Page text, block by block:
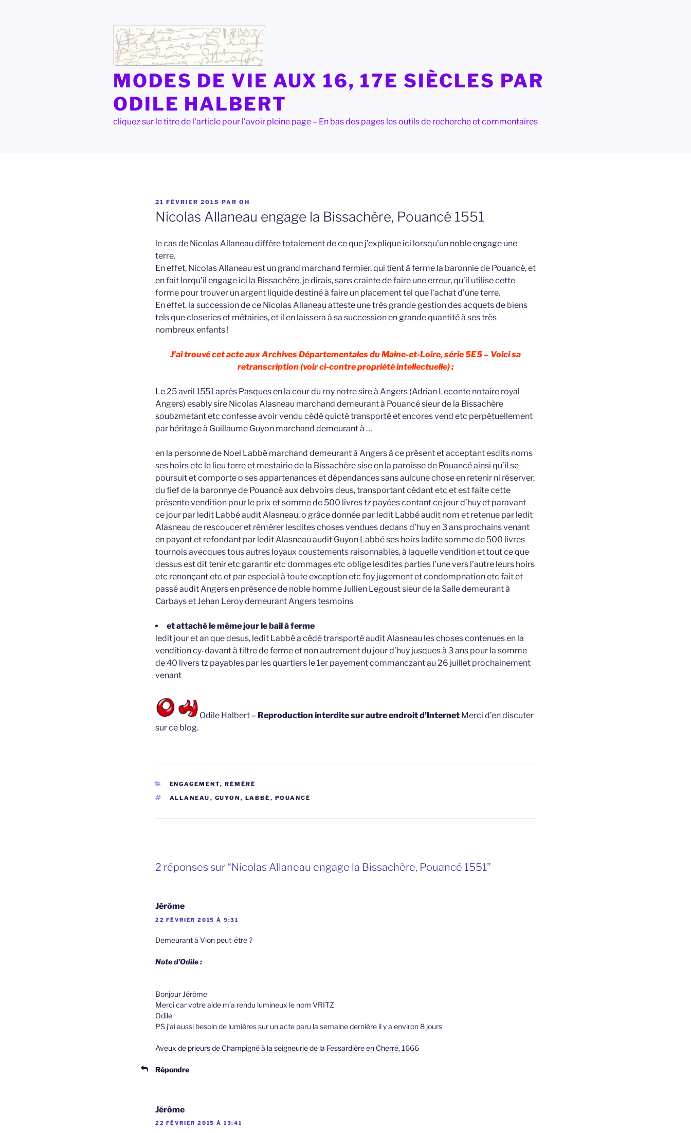
MODES DE VIE AUX 16, 17E SIÈCLES PAR
ODILE HALBERT
cliquez sur le titre de l'article pour l'avoir pleine page – En bas des pages les outils de recherche et commentaires
PUBLIÉ
LE
21 FÉVRIER 2015 PAR OH
Nicolas Allaneau engage la Bissachère, Pouancé 1551
le cas de Nicolas Allaneau diffère totalement de ce que j’explique ici lorsqu’un noble engage une
terre.
En effet, Nicolas Allaneau est un grand marchand fermier, qui tient à ferme la baronnie de Pouancé, et
en fait lorqu’il engage ici la Bissachère, je dirais, sans crainte de faire une erreur, qu’il utilise cette
forme pour trouver un argent liquide destiné à faire un placement tel que l’achat d’une terre.
En effet, la succession de ce Nicolas Allaneau atteste une très grande gestion des acquets de biens
tels que closeries et métairies, et il en laissera à sa succession en grande quantité à ses très
nombreux enfants !
J’ai trouvé cet acte aux Archives Départementales du Maine-et-Loire, série 5E5 – Voici sa
retranscription (voir ci-contre propriété intellectuelle) :
Le 25 avril 1551 après Pasques en la cour du roy notre sire à Angers (Adrian Leconte notaire royal
Angers) esably sire Nicolas Alasneau marchand demeurant à Pouancé sieur de la Bissachère
soubzmetant etc confesse avoir vendu cédé quicté transporté et encores vend etc perpétuellement
par héritage à Guillaume Guyon marchand demeurant à …
en la personne de Noel Labbé marchand demeurant à Angers à ce présent et acceptant esdits noms
ses hoirs etc le lieu terre et mestairie de la Bissachère sise en la paroisse de Pouancé ainsi qu’il se
poursuit et comporte o ses appartenances et dépendances sans aulcune chose en retenir ni réserver,
du fief de la baronnye de Pouancé aux debvoirs deus, transportant cédant etc et est faite cette
présente vendition pour le prix et somme de 500 livres tz payées contant ce jour d’huy et paravant
ce jour par ledit Labbé audit Alasneau, o grâce donnée par ledit Labbé audit nom et retenue par ledit
Alasneau de rescoucer et rémérer lesdites choses vendues dedans d’huy en 3 ans prochains venant
en payant et refondant par ledit Alasneau audit Guyon Labbé ses hoirs ladite somme de 500 livres
tournois avecques tous autres loyaux coustements raisonnables, à laquelle vendition et tout ce que
dessus est dit tenir etc garantir etc dommages etc oblige lesdites parties l’une vers l’autre leurs hoirs
etc renonçant etc et par especial à toute exception etc foy jugement et condompnation etc fait et
passé audit Angers en présence de noble homme Jullien Legoust sieur de la Salle demeurant à
Carbays et Jehan Leroy demeurant Angers tesmoins
et attaché le même jour le bail à ferme
ledit jour et an que desus, ledit Labbé a cédé transporté audit Alasneau les choses contenues en la
vendition cy-davant à tiltre de ferme et non autrement du jour d’huy jusques à 3 ans pour la somme
de 40 livers tz payables par les quartiers le 1er payement commanczant au 26 juillet prochainement
venant
Odile Halbert – Reproduction interdite sur autre endroit d’Internet Merci d’en discuter
sur ce blog.
CATÉGORIES
ENGAGEMENT, RÉMÉRÉ
ÉTIQUETTES
ALLANEAU , GUYON , LABBÉ , POUANCÉ
2 réponses sur “Nicolas Allaneau engage la Bissachère, Pouancé 1551”
Jérôme
22 FÉVRIER 2015 À 9:31
Demeurant à Vion peut-être ?
Note d’Odile :
Bonjour Jérôme
Merci car votre aide m’a rendu lumineux le nom VRITZ
Odile
PS j’ai aussi besoin de lumières sur un acte paru la semaine dernière il y a environ 8 jours
Aveux de prieurs de Champigné à la seigneurie de la Fessardière en Cherré, 1666
Répondre
Jérôme
22 FÉVRIER 2015 À 13:41